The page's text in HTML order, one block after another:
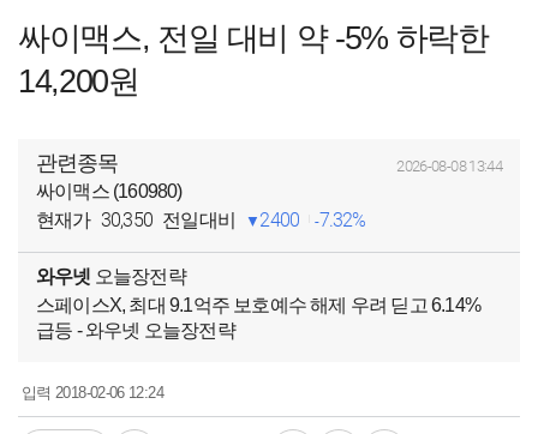
싸이맥스, 전일 대비 약 -5% 하락한
14,200원
관련종목 2026-08-08 13:44
싸이맥스 (160980)
현재가 30,350 전일대비 2400 7.32%
와우넷 오늘장전략
스페이스X, 최대 9.1억주 보호예수 해제 우려 딛고 6.14%
급등 - 와우넷 오늘장전략
입력2018-02-06 12:24